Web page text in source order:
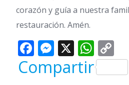
corazón y guía a nuestra
restauración. Amén.
Facebook
Messenger
X
Compartir